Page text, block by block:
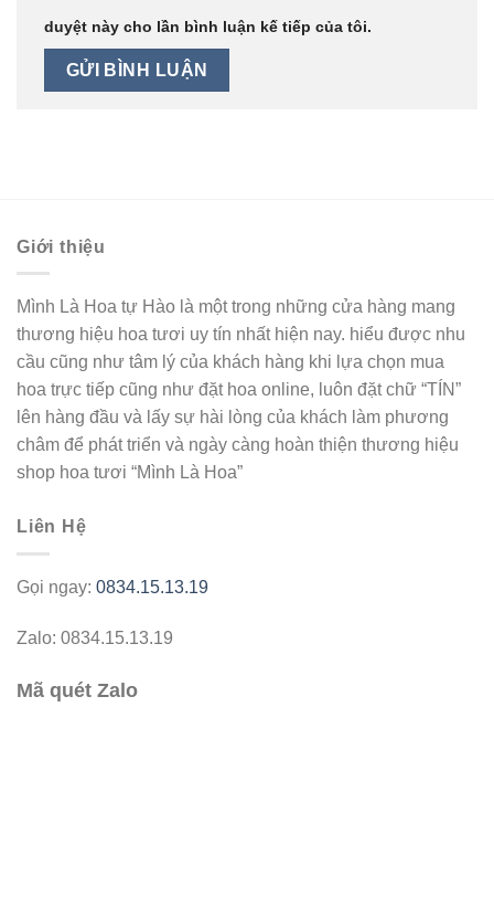
duyệt này cho lần bình luận kế tiếp của tôi.
Giới thiệu
Mình Là Hoa tự Hào là một trong những cửa hàng mang
thương hiệu hoa tươi uy tín nhất hiện nay. hiểu được nhu
cầu cũng như tâm lý của khách hàng khi lựa chọn mua
hoa trực tiếp cũng như đặt hoa online, luôn đặt chữ “TÍN”
lên hàng đầu và lấy sự hài lòng của khách làm phương
châm để phát triển và ngày càng hoàn thiện thương hiệu
shop hoa tươi “Mình Là Hoa”
Liên Hệ
Gọi ngay: 0834.15.13.19
Zalo: 0834.15.13.19
Mã quét Zalo